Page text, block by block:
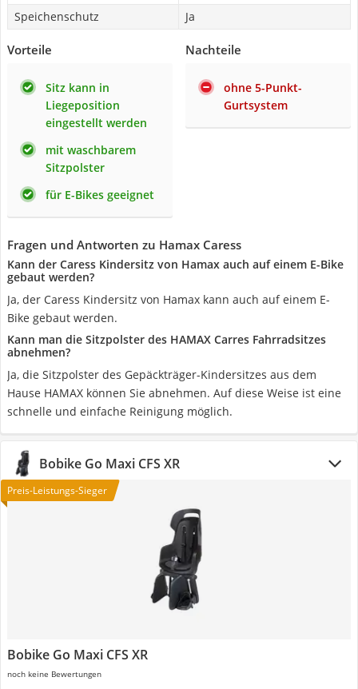
Speichenschutz Ja
Vorteile
Sitz kann in
Liegeposition
eingestellt werden
mit waschbarem
Sitzpolster
für E-Bikes geeignet
Nachteile
ohne 5-Punkt-
Gurtsystem
Fragen und Antworten zu Hamax Caress
Kann der Caress Kindersitz von Hamax auch auf einem E-Bike
gebaut werden?
Ja, der Caress Kindersitz von Hamax kann auch auf einem E-
Bike gebaut werden.
Kann man die Sitzpolster des HAMAX Carres Fahrradsitzes
abnehmen?
Ja, die Sitzpolster des Gepäckträger-Kindersitzes aus dem
Hause HAMAX können Sie abnehmen. Auf diese Weise ist eine
schnelle und einfache Reinigung möglich.
Bobike Go Maxi CFS XR
Preis-Leistungs-Sieger
Bobike Go Maxi CFS XR
noch keine Bewertungen